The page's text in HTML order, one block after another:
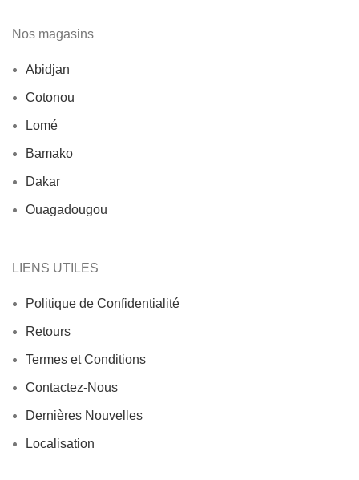
Nos magasins
Abidjan
Cotonou
Lomé
Bamako
Dakar
Ouagadougou
LIENS UTILES
Politique de Confidentialité
Retours
Termes et Conditions
Contactez-Nous
Dernières Nouvelles
Localisation